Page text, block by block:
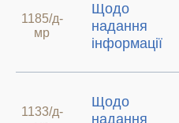
1185/д-
мр
Щодо
надання
інформації
1133/д-
Щодо
надання